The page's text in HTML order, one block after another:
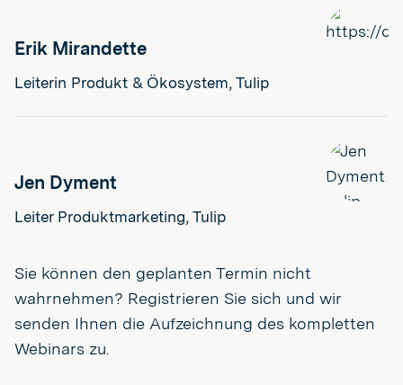
Erik Mirandette
Leiterin Produkt & Ökosystem, Tulip
Jen Dyment
Leiter Produktmarketing, Tulip
Sie können den geplanten Termin nicht
wahrnehmen? Registrieren Sie sich und wir
senden Ihnen die Aufzeichnung des kompletten
Webinars zu.